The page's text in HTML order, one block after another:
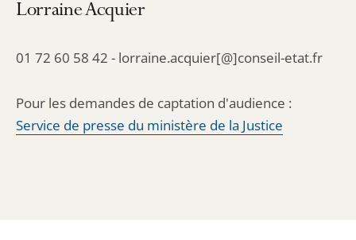
Lorraine Acquier
01 72 60 58 42 - lorraine.acquier[@]conseil-etat.fr
Pour les demandes de captation d'audience :
Service de presse du ministère de la Justice